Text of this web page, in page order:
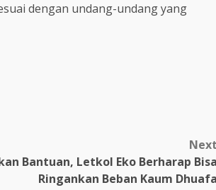
dengan undang-undang yang
Next
Bantuan, Letkol Eko Berharap
Ringankan Beban Kaum Dhuafa